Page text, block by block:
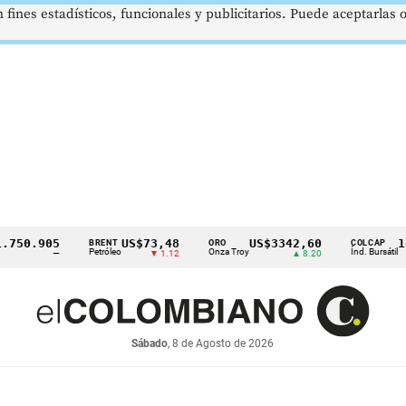
BRENT
Petróleo
US$73,48
▼ 1.12
ORO
Onza Troy
US$3342,60 COLCAP
Índ. Bursátil
Sábado, 8 de Agosto de 2026
estadísticos, funcionales y publicitarios. Puede aceptarlas